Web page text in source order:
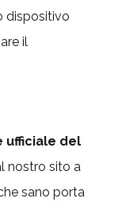
dispositivo
il
ufficiale del
nostro sito a
sano porta